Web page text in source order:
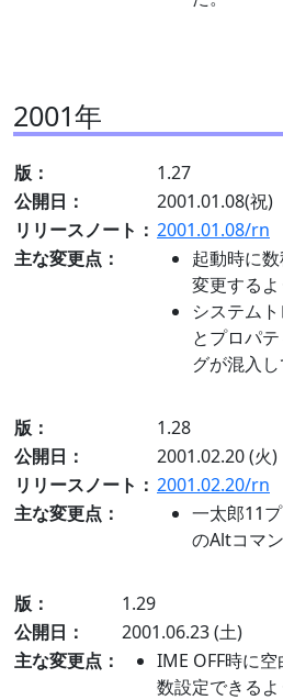
2001年
版：
1.27
公開日：
2001.01.08(祝)
リリースノート： 2001.01.08/rn
主な変更点：
起動時に
変更するよ
システム
とプロパ
グが混入
版：
1.28
公開日：
2001.02.20 (火)
リリースノート： 2001.02.20/rn
主な変更点：
一太郎11
のAltコマ
版：
1.29
公開日：
2001.06.23 (土)
主な変更点：
IME OFF時に
数設定できるよ